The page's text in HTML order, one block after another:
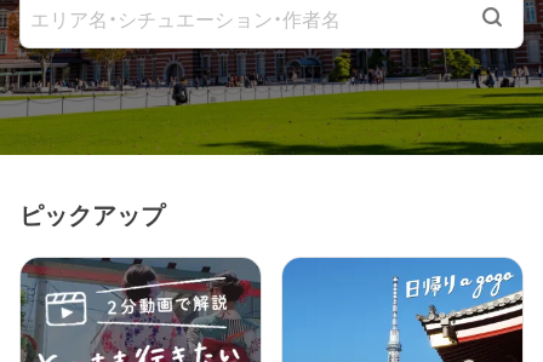
エリア名・シチュエーション・作者名
ピックアップ